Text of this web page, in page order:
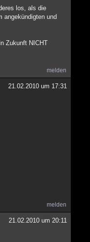
los, als die
angekündigten und
Zukunft NICHT
melden
21.02.2010 um 17:31
melden
21.02.2010 um 20:11